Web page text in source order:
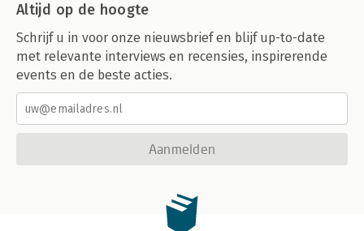
Altijd op de hoogte
Schrijf u in voor onze nieuwsbrief en blijf up-to-date
met relevante interviews en recensies, inspirerende
events en de beste acties.
Aanmelden